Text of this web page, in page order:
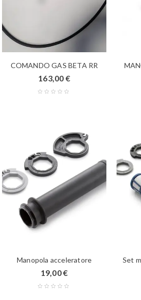
COMANDO GAS BETA RR
163,00 €
Manopola acceleratore
19,00€
Set